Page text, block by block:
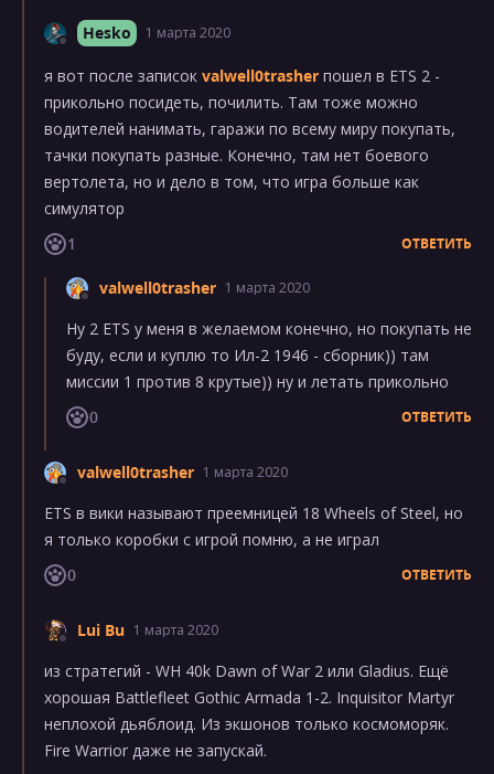
Hesko 1 марта 2020
я вот после записок valwell0trasher пошел в ETS 2 -
прикольно посидеть, почилить. Там тоже можно
водителей нанимать, гаражи по всему миру покупать,
тачки покупать разные. Конечно, там нет боевого
вертолета, но и дело в том, что игра больше как
симулятор
1
ОТВЕТИТЬ
valwell0trasher 1 марта 2020
Ну 2 ETS у меня в желаемом конечно, но покупать не
буду, если и куплю то Ил-2 1946 - сборник)) там
миссии 1 против 8 крутые)) ну и летать прикольно
0
ОТВЕТИТЬ
valwell0trasher 1 марта 2020
ETS в вики называют преемницей 18 Wheels of Steel, но
я только коробки с игрой помню, а не играл
0
ОТВЕТИТЬ
Lui Bu 1 марта 2020
из стратегий - WH 40k Dawn of War 2 или Gladius. Ещё
хорошая Battlefleet Gothic Armada 1-2. Inquisitor Martyr
неплохой дьяблоид. Из экшонов только космоморяк.
Fire Warrior даже не запускай.